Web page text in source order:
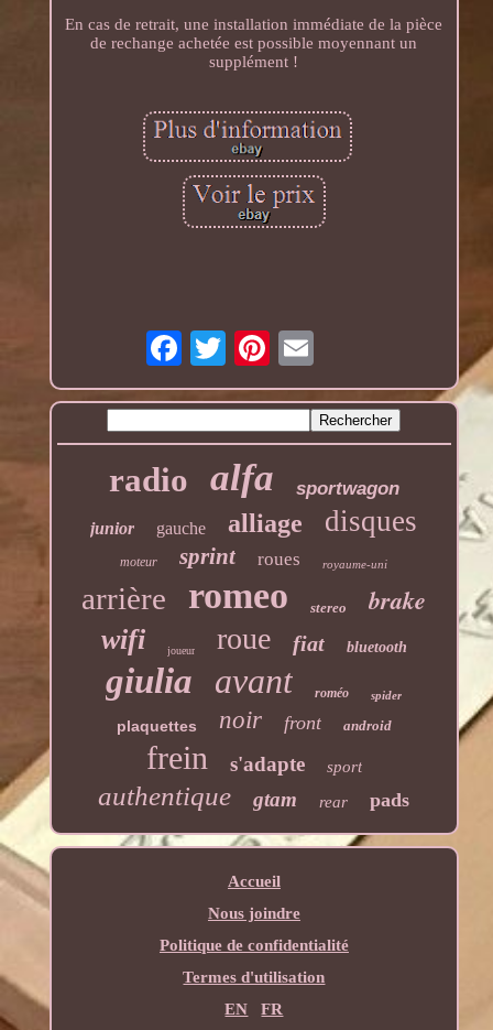
En cas de retrait, une installation immédiate de la pièce
de rechange achetée est possible moyennant un
supplément !
radio alfa sportwagon
junior gauche alliage disques
moteur sprint roues royaume-uni
arrière romeo stereo brake
wifi joueur roue fiat bluetooth
giulia avant roméo spider
plaquettes noir front android
frein s'adapte sport
authentique gtam rear pads
Accueil
Nous joindre
Politique de confidentialité
Termes d'utilisation
EN
FR